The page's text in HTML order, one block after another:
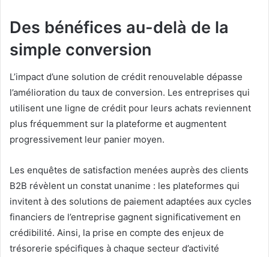
Des bénéfices au-delà de la
simple conversion
L’impact d’une solution de crédit renouvelable dépasse
l’amélioration du taux de conversion. Les entreprises qui
utilisent une ligne de crédit pour leurs achats reviennent
plus fréquemment sur la plateforme et augmentent
progressivement leur panier moyen.
Les enquêtes de satisfaction menées auprès des clients
B2B révèlent un constat unanime : les plateformes qui
invitent à des solutions de paiement adaptées aux cycles
financiers de l’entreprise gagnent significativement en
crédibilité. Ainsi, la prise en compte des enjeux de
trésorerie spécifiques à chaque secteur d’activité